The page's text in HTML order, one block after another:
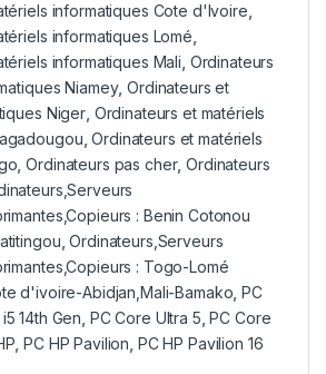
informatiques Cote d'Ivoire
informatiques Lomé
informatiques Mali Ordinateurs
Niamey,Ordinateurs et
Niger, Ordinateurs et matériels
,Ordinateurs et matériels
,Ordinateurs pas cher,Ordinateurs
: Benin Cotonou
,Ordinateurs,Serveurs
: Togo-Lomé
d'ivoire-Abidjan,Mali-Bamako ,PC
14th Gen PC Core Ultra 5 ,PC Core
,PC HP Pavilion PC HP Pavilion 16